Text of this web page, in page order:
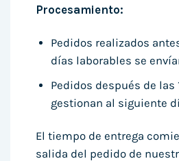
Procesamiento:
Pedidos realizados
días laborables se
Pedidos después de las
gestionan al siguiente
El tiempo de entrega
salida del pedido de